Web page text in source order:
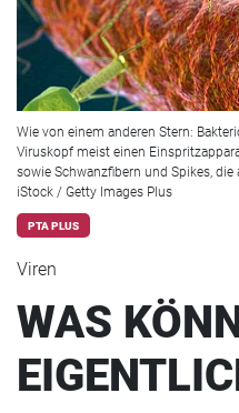
Wie von einem anderen Stern:
Viruskopf meist einen
sowie Schwanzfibern und Spikes,
iStock / Getty Images Plus
PTA PLUS
Viren
WAS